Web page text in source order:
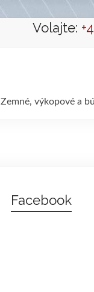
Volajte:
Zemné, výkopové a
Facebook